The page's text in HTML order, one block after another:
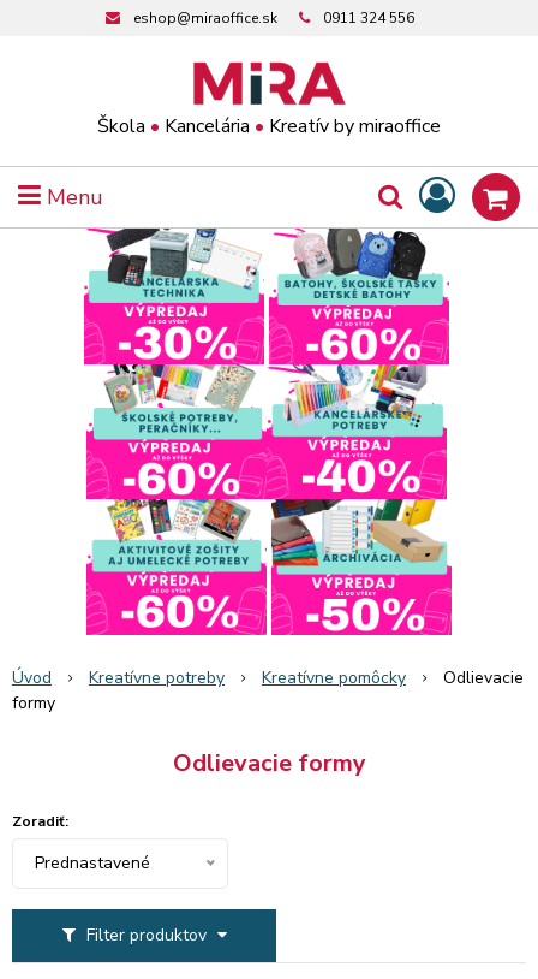
Škola • Kancelária • Kreatív by miraoffice
eshop@miraoffice.sk 0911 324 556
Menu
Úvod Kreatívne potreby Kreatívne pomôcky
Odlievacie
formy
Odlievacie formy
Filter produktov
Zoradiť:
Prednastavené